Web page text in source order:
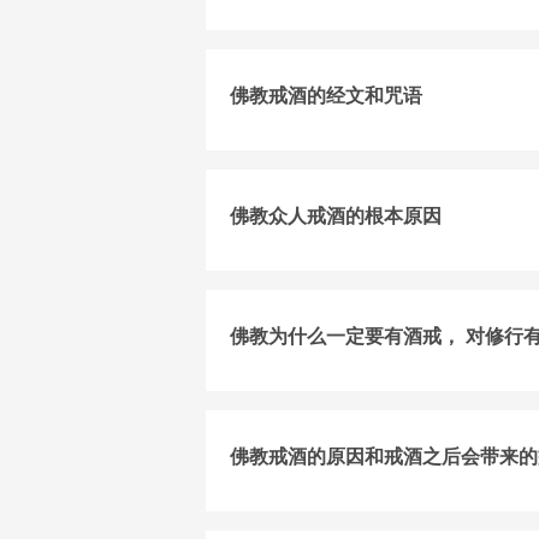
佛教戒酒的经文和咒语
佛教众人戒酒的根本原因
佛教为什么一定要有酒戒， 对修行
佛教戒酒的原因和戒酒之后会带来